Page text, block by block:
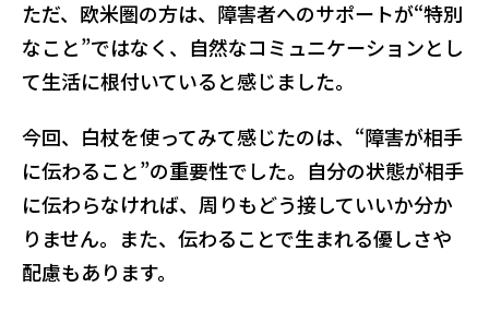
ただ、欧米圏の方は、障害者へのサポートが“特別
なこと”ではなく、自然なコミュニケーションとし
て生活に根付いていると感じました。
今回、白杖を使ってみて感じたのは、“障害が相手
に伝わること”の重要性でした。自分の状態が相手
に伝わらなければ、周りもどう接していいか分か
りません。また、伝わることで生まれる優しさや
配慮もあります。